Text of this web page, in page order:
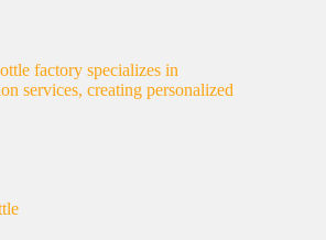
factory specializes in
services, creating personalized